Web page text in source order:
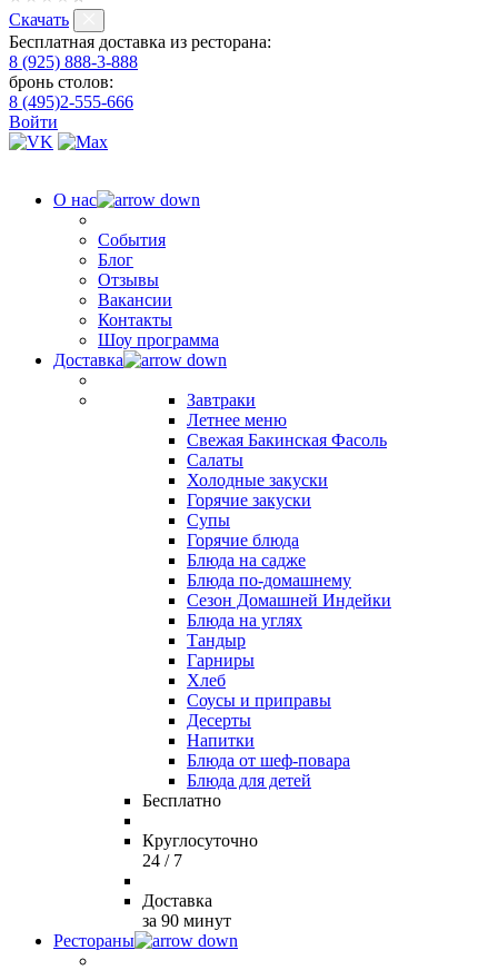
Скачать
Бесплатная доставка из ресторана:
8 (925) 888-3-888
бронь столов:
8 (495)2-555-666
Войти
О нас
События
Блог
Отзывы
Вакансии
Контакты
Шоу программа
Доставка
Завтраки
Летнее меню
Свежая Бакинская Фасоль
Салаты
Холодные закуски
Горячие закуски
Супы
Горячие блюда
Блюда на садже
Блюда по-домашнему
Сезон Домашней Индейки
Блюда на углях
Тандыр
Гарниры
Хлеб
Соусы и приправы
Десерты
Напитки
Блюда от шеф-повара
Блюда для детей
Бесплатно
Круглосуточно
24 / 7
Доставка
за 90 минут
Рестораны